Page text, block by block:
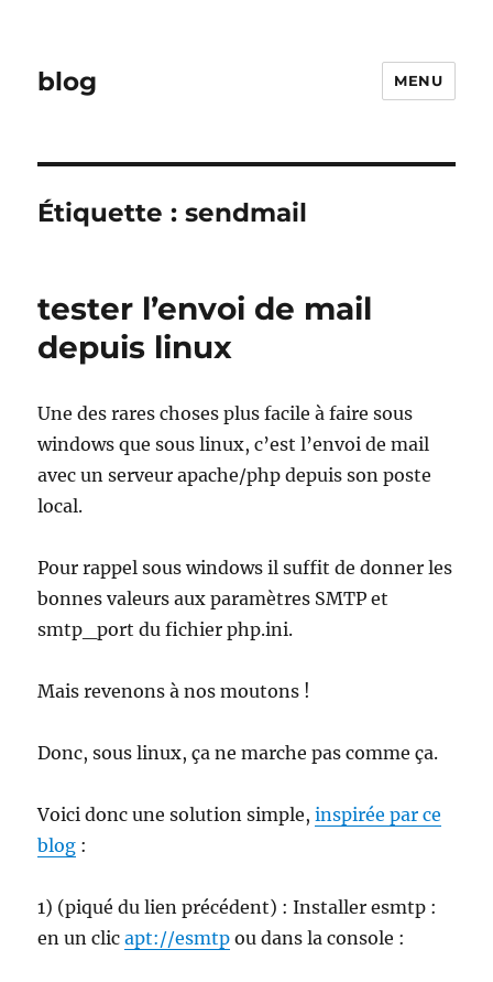
blog MENU
Étiquette :sendmail
tester l’envoi de mail
depuis linux
Une des rares choses plus facile à faire sous
windows que sous linux, c’est l’envoi de mail
avec un serveur apache/php depuis son poste
local.
Pour rappel sous windows il suffit de donner les
bonnes valeurs aux paramètres SMTP et
smtp_port du fichier php.ini.
Mais revenons à nos moutons !
Donc, sous linux, ça ne marche pas comme ça.
Voici donc une solution simple,inspirée par ce
blog :
1) (piqué du lien précédent) : Installer esmtp :
en un clicapt://esmtp ou dans la console :